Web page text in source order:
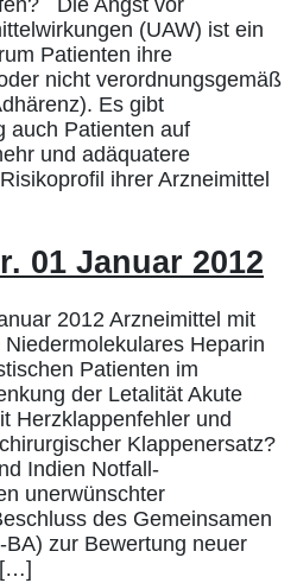
Die Angst vor
(UAW) ist ein
Patienten ihre
nicht verordnungsgemäß
Es gibt
auch Patienten auf
und adäquatere
ihrer Arzneimittel
01 Januar 2012
2012 Arzneimittel mit
Heparin
Patienten im
der Letalität Akute
Herzklappenfehler und
Klappenersatz?
Indien Notfall-
unerwünschter
des Gemeinsamen
zur Bewertung neuer
[…]